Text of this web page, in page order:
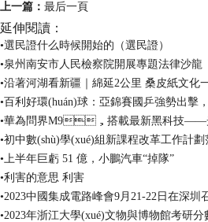
上一篇： 最后一頁
延伸閱讀：
•選民證什么時候開始的（選民證）
•泉州南安市人民檢察院開展專題法律沙龍
•沿著河湖看新疆｜綿延2公里 桑皮紙文化
•百利好環(huán)球：亞錦賽國乒強勢出擊
•華為問界M9，搭載最新黑科技——
•初中數(shù)學(xué)組新課程改革工作計劃
•上半年巨虧 51 億，小鵬汽車“掉隊”
•利害的意思 利害
•2023中國集成電路峰會9月21-22日在深圳
•2023年浙江大學(xué)文物與博物館考研分